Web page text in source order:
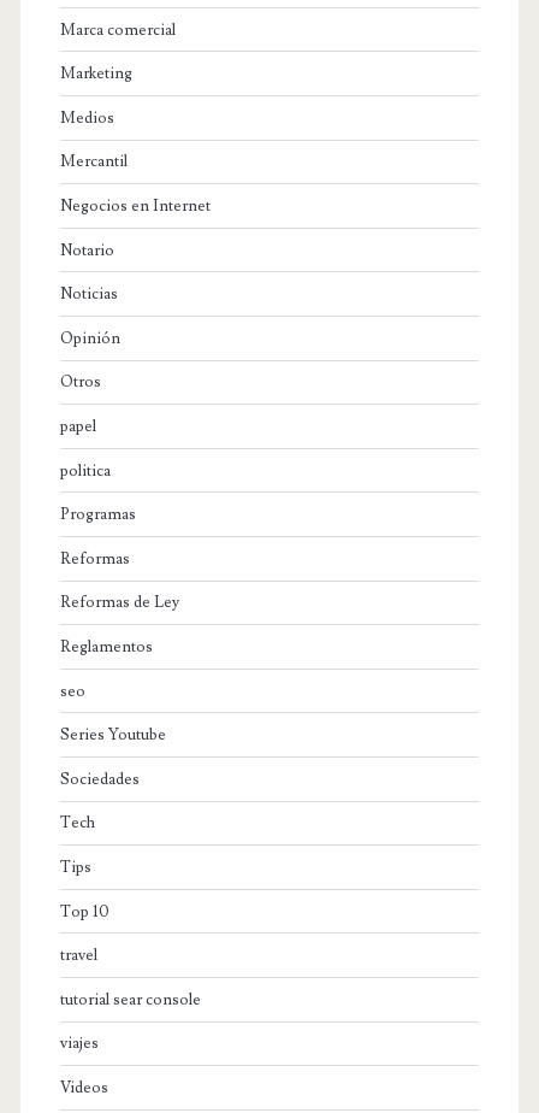
Marca comercial
Marketing
Medios
Mercantil
Negocios en Internet
Notario
Noticias
Opinión
Otros
papel
politica
Programas
Reformas
Reformas de Ley
Reglamentos
seo
Series Youtube
Sociedades
Tech
Tips
Top 10
travel
tutorial sear console
viajes
Videos